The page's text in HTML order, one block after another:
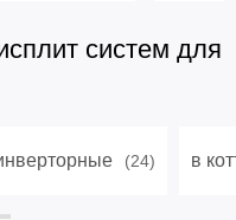
систем для
(24) в